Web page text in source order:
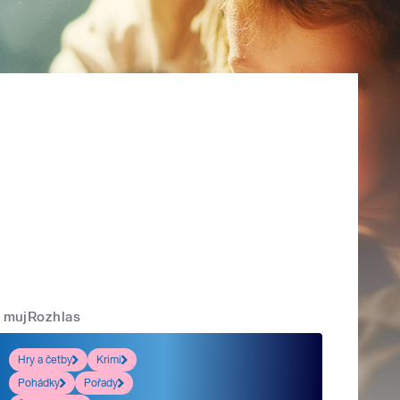
mujRozhlas
Hry a četby
Krimi
Pohádky
Pořady